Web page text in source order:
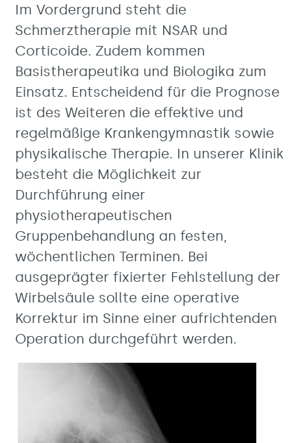
Im Vordergrund steht die
Schmerztherapie mit NSAR und
Corticoide. Zudem kommen
Basistherapeutika und Biologika zum
Einsatz. Entscheidend für die Prognose
ist des Weiteren die effektive und
regelmäßige Krankengymnastik sowie
physikalische Therapie. In unserer Klinik
besteht die Möglichkeit zur
Durchführung einer
physiotherapeutischen
Gruppenbehandlung an festen,
wöchentlichen Terminen. Bei
ausgeprägter fixierter Fehlstellung der
Wirbelsäule sollte eine operative
Korrektur im Sinne einer aufrichtenden
Operation durchgeführt werden.